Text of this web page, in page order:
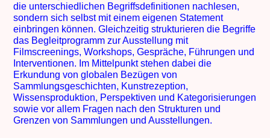
die unterschiedlichen Begriffsdefinitionen nachlesen,
sondern sich selbst mit einem eigenen Statement
einbringen können. Gleichzeitig strukturieren die Begriffe
das Begleitprogramm zur Ausstellung mit
Filmscreenings, Workshops, Gespräche, Führungen und
Interventionen. Im Mittelpunkt stehen dabei die
Erkundung von globalen Bezügen von
Sammlungsgeschichten, Kunstrezeption,
Wissensproduktion, Perspektiven und Kategorisierungen
sowie vor allem Fragen nach den Strukturen und
Grenzen von Sammlungen und Ausstellungen.